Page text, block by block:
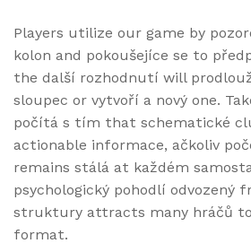
Players utilize our game by
kolon and pokoušejíce se to
the další rozhodnutí will
sloupec or vytvoří a nový one.
počítá s tím that schematické
actionable informace, ačkoliv
remains stálá at každém
psychologický pohodlí odvozený
struktury attracts many hráčů
format.